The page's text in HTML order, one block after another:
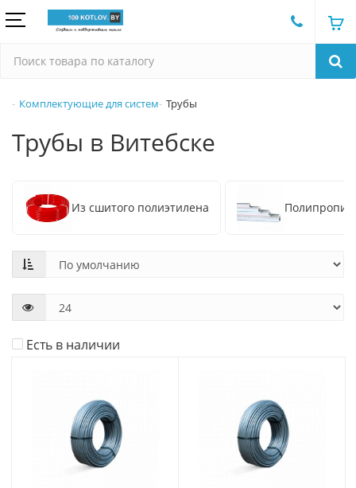
Комплектующие для систем Трубы
Трубы в Витебске
Из сшитого полиэтилена
Есть в наличии